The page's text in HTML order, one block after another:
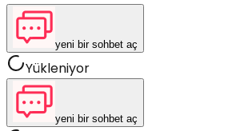
yeni bir sohbet aç
Yükleniyor
yeni bir sohbet aç